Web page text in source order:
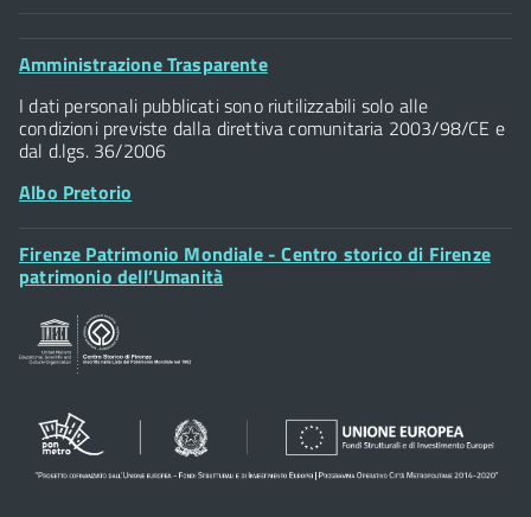
Comune di Firenze
Palazzo Vecchio
Piazza della Signoria - 50122, Firenze
P.IVA 01307110484
Posta Elettronica Certificata
Footer
Amministrazione Trasparente
I dati personali pubblicati sono riutilizzabili solo alle
condizioni previste dalla direttiva comunitaria 2003/98/CE e
dal d.lgs. 36/2006
Albo Pretorio
Footer
Widget
Firenze Patrimonio Mondiale - Centro storico di Firenze
patrimonio dell’Umanità